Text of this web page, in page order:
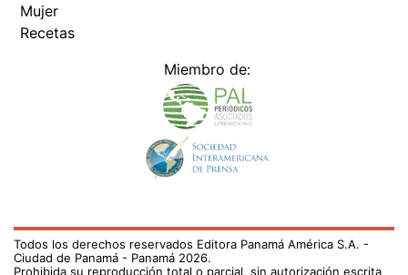
Mujer
Recetas
Miembro de:
Todos los derechos reservados Editora Panamá América S.A. -
Ciudad de Panamá - Panamá 2026.
Prohibida su reproducción total o parcial, sin autorización escrita